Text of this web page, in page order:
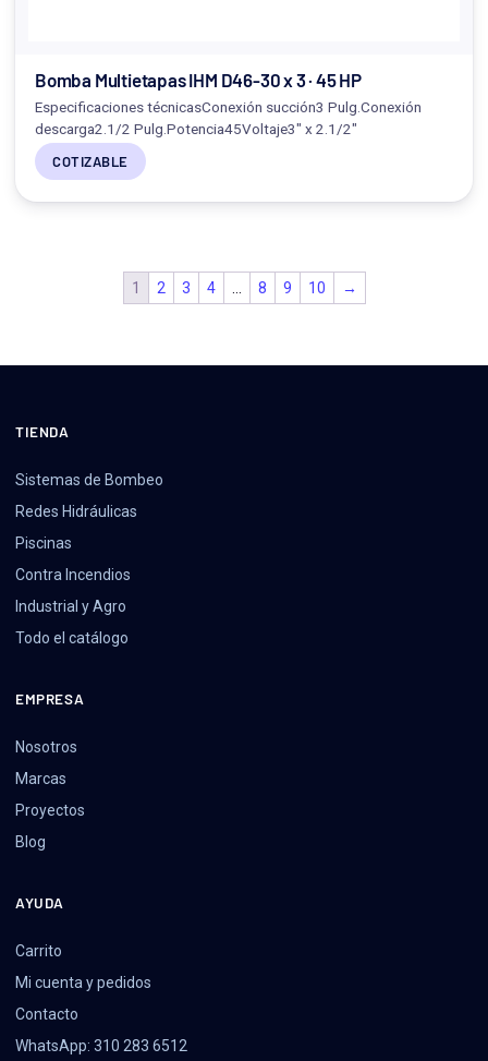
Bomba Multietapas IHM D46-30 x 3 · 45 HP
Especificaciones técnicasConexión succión3 Pulg.Conexión
descarga2.1/2 Pulg.Potencia45Voltaje3" x 2.1/2"
COTIZABLE
1 2 3 4 8 9 10 →
TIENDA
Sistemas de Bombeo
Redes Hidráulicas
Piscinas
Contra Incendios
Industrial y Agro
Todo el catálogo
EMPRESA
Nosotros
Marcas
Proyectos
Blog
AYUDA
Carrito
Mi cuenta y pedidos
Contacto
WhatsApp: 310 283 6512